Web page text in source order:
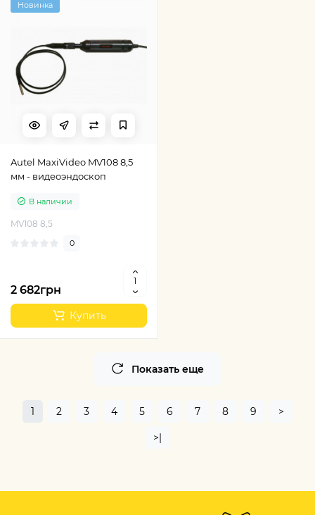
Новинка
Autel MaxiVideo MV108 8,5
мм - видеоэндоскоп
В наличии
MV108 8,5
0
2 682грн
Купить
Показать еще
1 2 3 4 5 6 7 8 9 >
>|